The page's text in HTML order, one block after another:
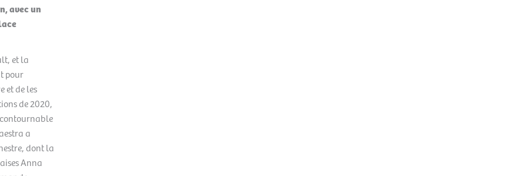
avec un
et la
pour
et de les
de 2020,
a
dont la
Anna